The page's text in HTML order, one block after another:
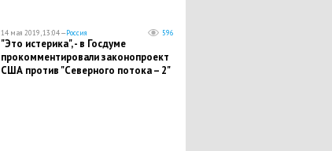
14 мая 2019, 13:04 —Россия 596
​"Это истерика", - в Госдуме
прокомментировали законопроект
США против "Северного потока – 2"